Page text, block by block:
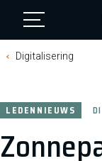
Digitalisering
LEDENNIEUWS